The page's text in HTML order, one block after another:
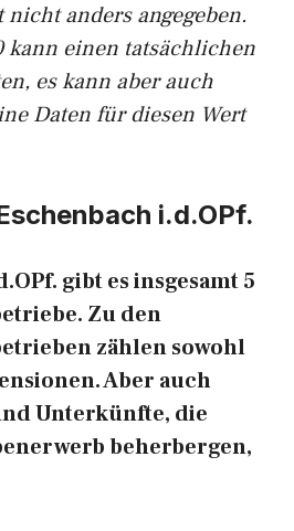
nicht anders angegeben.
kann einen tatsächlichen
es kann aber auch
Daten für diesen Wert
i.d.OPf.
gibt es insgesamt 5
Zu den
zählen sowohl
Aber auch
Unterkünfte, die
beherbergen,